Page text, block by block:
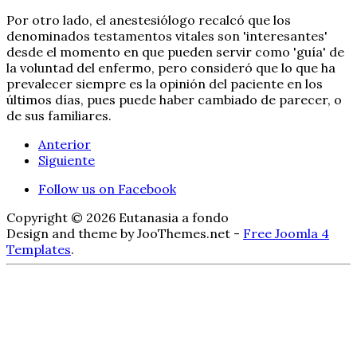
Por otro lado, el anestesiólogo recalcó que los
denominados testamentos vitales son 'interesantes'
desde el momento en que pueden servir como 'guía' de
la voluntad del enfermo, pero consideró que lo que ha
prevalecer siempre es la opinión del paciente en los
últimos días, pues puede haber cambiado de parecer, o
de sus familiares.
Anterior
Siguiente
Follow us on Facebook
Copyright © 2026 Eutanasia a fondo
Design and theme by JooThemes.net - Free Joomla 4
Templates.